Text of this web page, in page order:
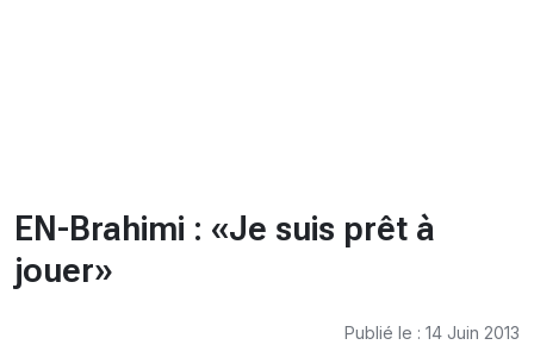
Politique de confidentialité
EN-Brahimi : «Je suis prêt à
jouer»
Publié le : 14 Juin 2013